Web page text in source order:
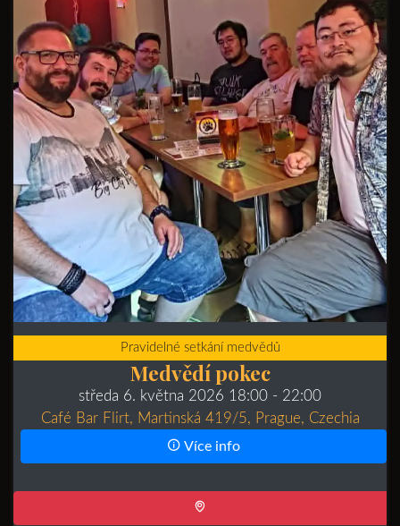
Pravidelné setkání medvědů
Medvědí pokec
středa 6. května 2026 18:00 - 22:00
Café Bar Flirt, Martinská 419/5, Prague, Czechia
Více info